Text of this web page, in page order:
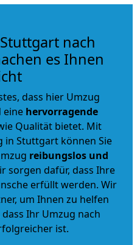
nach
es Ihnen
dass hier Umzug
eine hervorragende
Qualität bietet. Mit
Stuttgart können Sie
reibungslos und
sorgen dafür, dass Ihre
erfüllt werden. Wir
um Ihnen zu helfen
Ihr Umzug nach
ist.